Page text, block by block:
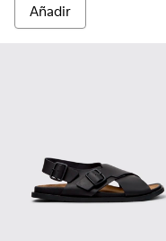
Añadir